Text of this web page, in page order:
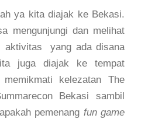
ya kita diajak ke Bekasi.
mengunjungi dan melihat
aktivitas yang ada disana
juga diajak ke tempat
kelezatan The
Bekasi sambil
pemenang fun game